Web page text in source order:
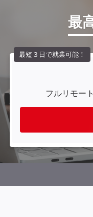
最
フルリモー
最短３日で就業可能！